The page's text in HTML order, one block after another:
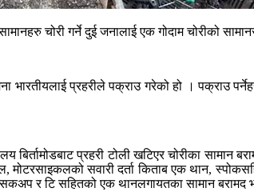
चोरी गर्ने दुई जनालाई एक गोदाम चोरीको
प्रहरीले पक्राउ गरेको हो । पक्राउ
बिर्तामोडबाट प्रहरी टोली खटिएर चोरीका
सवारी दर्ता किताब एक थान,
र टि सहितको एक थानलगायतका सामान बरामद